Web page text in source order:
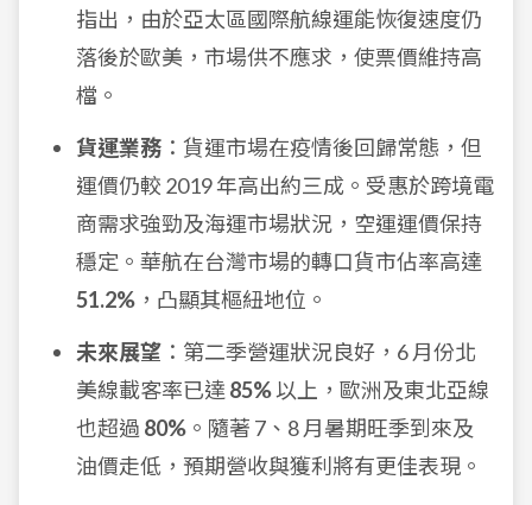
指出，由於亞太區國際航線運能恢復速度仍
落後於歐美，市場供不應求，使票價維持高
檔。
貨運業務 ：貨運市場在疫情後回歸常態，但
運價仍較 2019 年高出約三成。受惠於跨境電
商需求強勁及海運市場狀況，空運運價保持
穩定。華航在台灣市場的轉口貨市佔率高達
51.2% ，凸顯其樞紐地位。
未來展望 ：第二季營運狀況良好，6 月份北
美線載客率已達 85%以上，歐洲及東北亞線
也超過 80% 。隨著 7、8 月暑期旺季到來及
油價走低，預期營收與獲利將有更佳表現。